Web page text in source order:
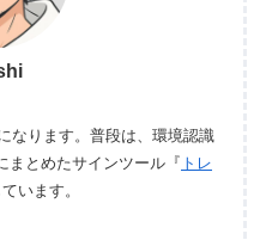
なります。普段は、環境認識
まとめたサインツール『 トレ
います。